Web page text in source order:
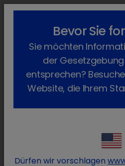
Produkte
(20 Produkte)
Bevor Sie
Sie möchten
der
entsprechen?
Website, die Ihrem
Dürfen wir vorschlagen